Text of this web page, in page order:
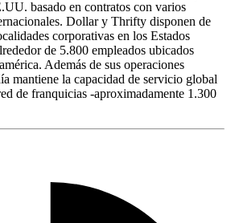
basado en contratos con varios
Dollar y Thrifty disponen de
corporativas en los Estados
de 5.800 empleados ubicados
Además de sus operaciones
mantiene la capacidad de servicio global
de franquicias -aproximadamente 1.300